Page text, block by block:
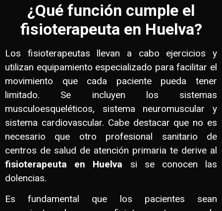
¿Qué función cumple el
fisioterapeuta en Huelva?
Los fisioterapeutas llevan a cabo ejercicios y
utilizan equipamiento especializado para facilitar el
movimiento que cada paciente pueda tener
limitado. Se incluyen los sistemas
musculoesqueléticos, sistema neuromuscular y
sistema cardiovascular. Cabe destacar que no es
necesario que otro profesional sanitario de
centros de salud de atención primaria te derive al
fisioterapeuta en Huelva si se conocen las
dolencias.
Es fundamental que los pacientes sean